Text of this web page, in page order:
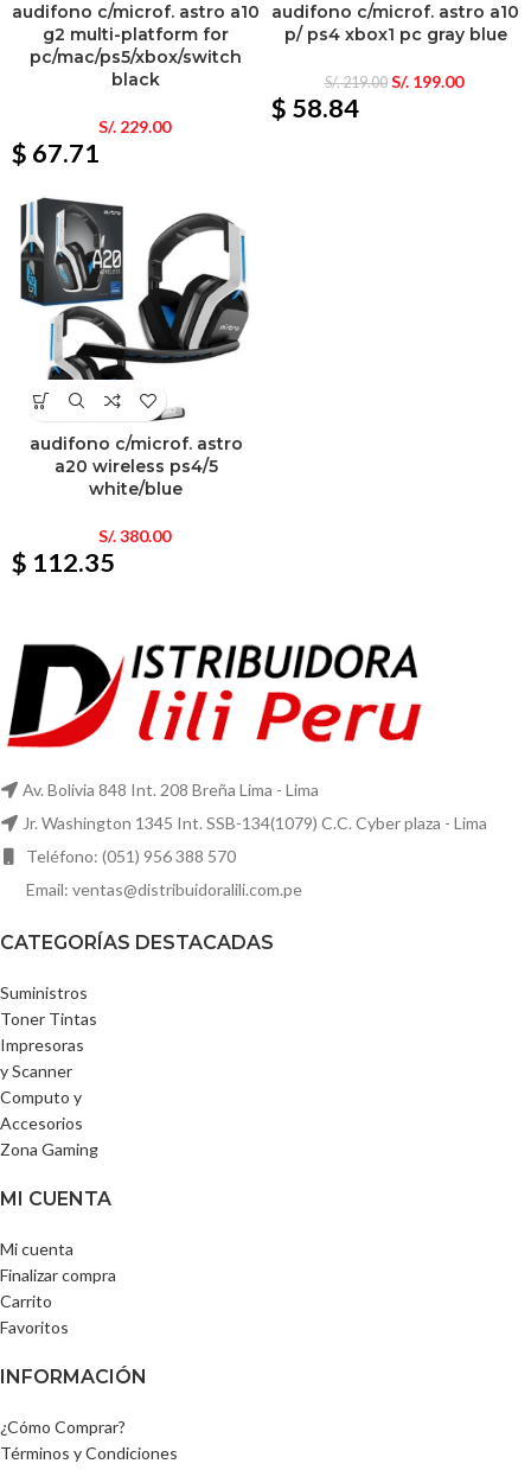
audifono c/microf. astro a10
g2 multi-platform for
pc/mac/ps5/xbox/switch
black
S/.229.00
$ 67.71
audifono c/microf. astro a10
p/ ps4 xbox1 pc gray blue
S/.219.00 S/.199.00
$ 58.84
audifono c/microf. astro
a20 wireless ps4/5
white/blue
S/.380.00
$ 112.35
Av. Bolivia 848 Int. 208 Breña Lima - Lima
Jr. Washington 1345 Int. SSB-134(1079) C.C. Cyber plaza - Lima
Teléfono: (051) 956 388 570
Email: ventas@distribuidoralili.com.pe
CATEGORÍAS DESTACADAS
Suministros
Toner Tintas
Impresoras
y Scanner
Computo y
Accesorios
Zona Gaming
MI CUENTA
Mi cuenta
Finalizar compra
Carrito
Favoritos
INFORMACIÓN
¿Cómo Comprar?
Términos y Condiciones